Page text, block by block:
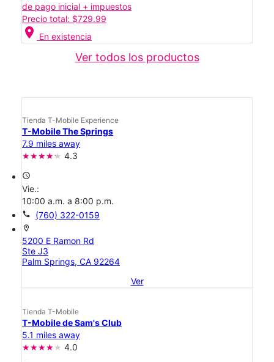
de pago inicial + impuestos
Precio total: $729.99
location_on En existencia
Ver todos los productos
Tienda T-Mobile Experience
T-Mobile The Springs
7.9 miles away
4.3
access_time
Vie.:
10:00 a.m. a 8:00 p.m.
call (760) 322-0159
location_on
5200 E Ramon Rd
Ste J3
Palm Springs, CA 92264
Ver
Tienda T-Mobile
T-Mobile de Sam's Club
5.1 miles away
4.0